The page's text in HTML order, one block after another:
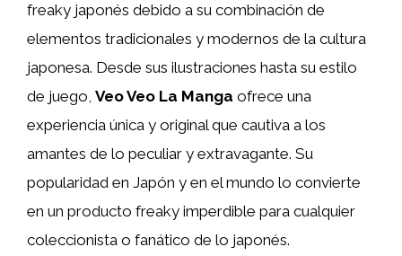
freaky japonés debido a su combinación de
elementos tradicionales y modernos de la cultura
japonesa. Desde sus ilustraciones hasta su estilo
de juego, Veo Veo La Manga ofrece una
experiencia única y original que cautiva a los
amantes de lo peculiar y extravagante. Su
popularidad en Japón y en el mundo lo convierte
en un producto freaky imperdible para cualquier
coleccionista o fanático de lo japonés.